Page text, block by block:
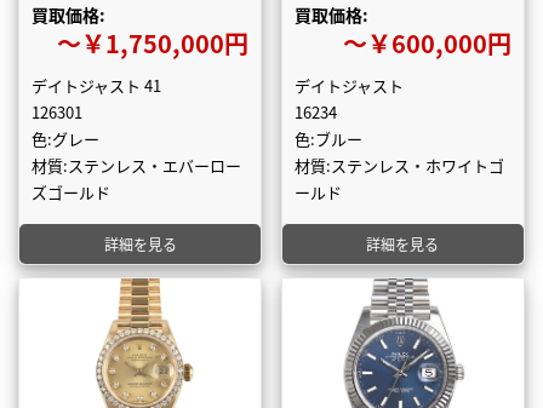
買取価格:
〜￥1,750,000円
デイトジャスト 41
126301
色:グレー
材質:ステンレス・エバーロー
ズゴールド
詳細を見る
買取価格:
〜￥600,000円
デイトジャスト
16234
色:ブルー
材質:ステンレス・ホワイトゴ
ールド
詳細を見る